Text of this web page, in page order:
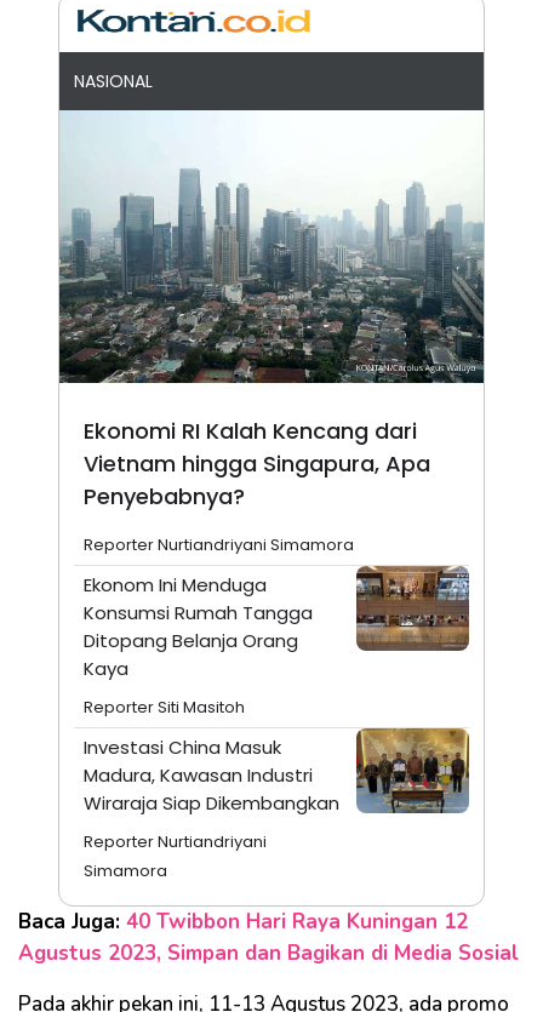
NASIONAL
Ekonomi RI Kalah Kencang dari
Vietnam hingga Singapura, Apa
Penyebabnya?
Reporter Nurtiandriyani Simamora
Ekonom Ini Menduga
Konsumsi Rumah Tangga
Ditopang Belanja Orang
Kaya
Reporter Siti Masitoh
Investasi China Masuk
Madura, Kawasan Industri
Wiraraja Siap Dikembangkan
Reporter Nurtiandriyani
Simamora
Baca Juga: 40 Twibbon Hari Raya Kuningan 12
Agustus 2023, Simpan dan Bagikan di Media Sosial
Pada akhir pekan ini, 11-13 Agustus 2023, ada promo